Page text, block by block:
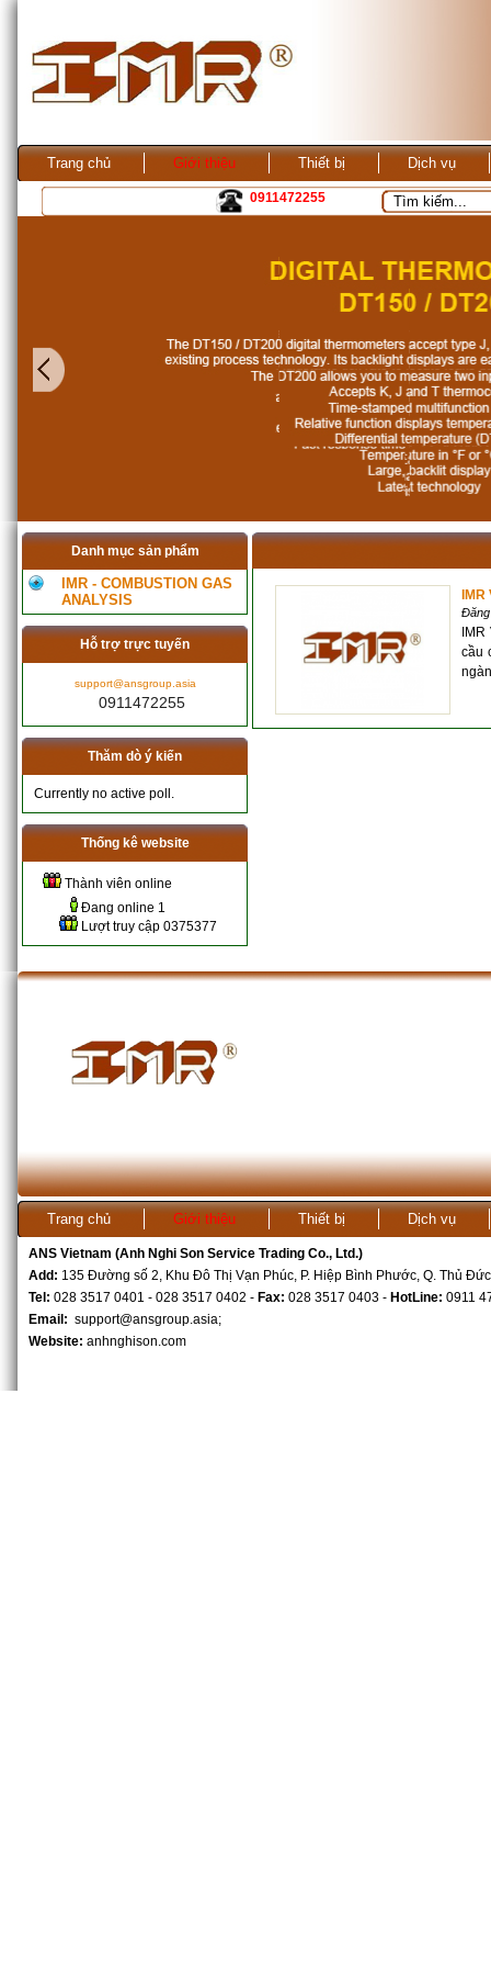
Trang chủ Giới thiệu Thiết bị Dịch vụ
0911472255
Danh mục sản phẩm
IMR - COMBUSTION GAS
ANALYSIS
Hỗ trợ trực tuyến
support@ansgroup.asia
0911472255
Thăm dò ý kiến
Currently no active poll.
Thống kê website
Thành viên online
Đang online 1
Lượt truy cập 0375377
cầu
Trang chủ Giới thiệu Thiết bị Dịch vụ
Kho ANS Vietnam
ANS Vietnam (Anh Nghi Son Service Trading Co., Ltd.)
Add: 135 Đường số 2, Khu Đô Thị Vạn Phúc, P. Hiệp Bình Phước, Q. Thủ
Tel: 028 3517 0401 - 028 3517 0402 - Fax: 028 3517 0403 - HotLine: 0911
Email: support@ansgroup.asia;
Website: anhnghison.com